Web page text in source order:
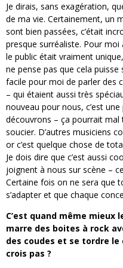
Je dirais, sans exagération,
de ma vie. Certainement, un
sont bien passées, c’était
presque surréaliste. Pour moi
le public était vraiment
ne pense pas que cela puisse
facile pour moi de parler des
– qui étaient aussi très
nouveau pour nous, c’est
découvrons – ça pourrait mal
soucier. D’autres musiciens
or c’est quelque chose de
Je dois dire que c’est aussi
joignent à nous sur scène –
Certaine fois on ne sera que
s’adapter et que chaque
C’est quand même mieux
marre des boites à rock
des coudes et se tordre
crois pas ?